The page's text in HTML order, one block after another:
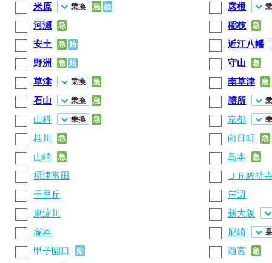
米原 乗換 急 始 彦根
河瀬 急 稲枝 急
安土 急 始
近江八幡
野洲
急 始 守山 急
草津 乗換 急 南草津 急
石山 乗換 急 膳所
山科 乗換 急 京都
桂川 急 向日町 急
山崎 急 島本 急
摂津富田
ＪＲ総持
千里丘
岸辺
東淀川
新大阪
塚本
尼崎
甲子園口 始 西宮 急